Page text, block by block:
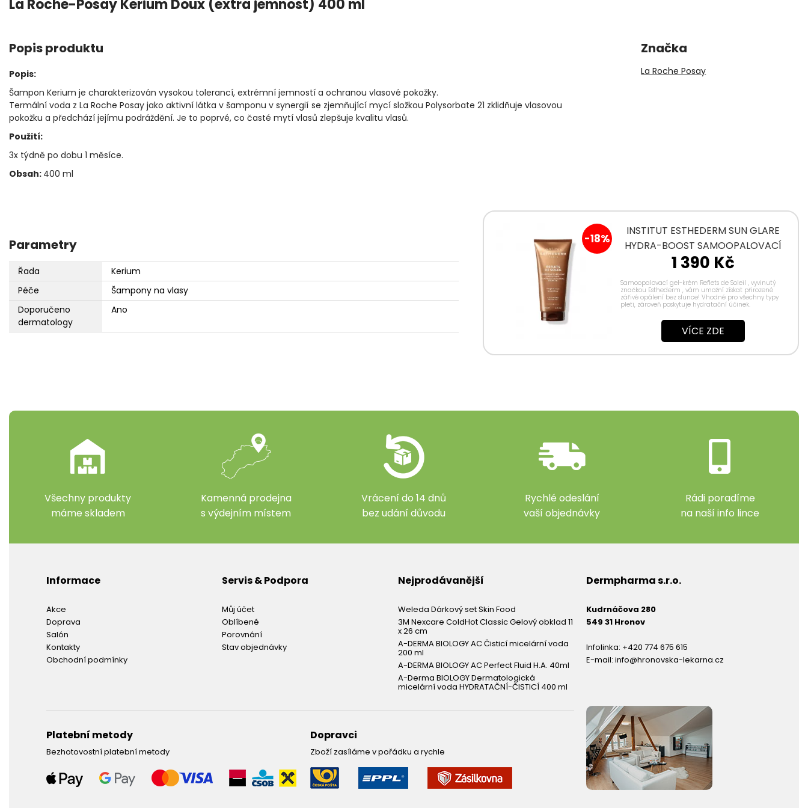
La Roche-Posay Kerium Doux (extra jemnost) 400 ml
Popis produktu
Popis:
Šampon Kerium je charakterizován vysokou tolerancí, extrémní jemností a ochranou vlasové pokožky.
Termální voda z La Roche Posay jako aktivní látka v šamponu v synergií se zjemňující mycí složkou Polysorbate 21 zklidňuje vlasovou
pokožku a předchází jejímu podráždění. Je to poprvé, co časté mytí vlasů zlepšuje kvalitu vlasů.
Použití:
3x týdně po dobu 1 měsíce.
Obsah: 400 ml
Značka
La Roche Posay
Parametry
Řada
Kerium
Péče
Šampony na vlasy
Doporučeno
dermatology
Ano
-18%
INSTITUT ESTHEDERM SUN GLARE
HYDRA-BOOST SAMOOPALOVACÍ
GEL-KRÉM
1 390 Kč
Samoopalovací gel-krém Reflets de Soleil , vyvinutý
značkou Esthederm , vám umožní získat přirozené
zářivé opálení bez slunce! Vhodné pro všechny typy
pleti, zároveň poskytuje hydratační účinek.
VÍCE ZDE
Všechny produkty
máme skladem
Kamenná prodejna
s výdejním místem
Vrácení do 14 dnů
bez udání důvodu
Rychlé odeslání
vaší objednávky
Rádi poradíme
na naší info lince
Informace
Akce
Doprava
Salón
Kontakty
Obchodní podmínky
Servis & Podpora
Můj účet
Oblíbené
Porovnání
Stav objednávky
Nejprodávanější
Weleda Dárkový set Skin Food
3M Nexcare ColdHot Classic Gelový obklad 11
x 26 cm
A-DERMA BIOLOGY AC Čisticí micelární voda
200 ml
A-DERMA BIOLOGY AC Perfect Fluid H.A. 40ml
A-Derma BIOLOGY Dermatologická
micelární voda HYDRATAČNÍ-ČISTICÍ 400 ml
Platební metody
Bezhotovostní platební metody
Dopravci
Zboží zasíláme v pořádku a rychle
Dermpharma s.r.o.
Kudrnáčova 280
549 31 Hronov
Infolinka: +420 774 675 615
E-mail: info@hronovska-lekarna.cz